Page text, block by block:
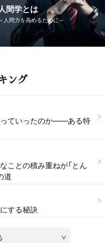
人間学とは
人間力を高めるために～
ング
ていったのか——ある特
ことの積み重ねが「とん
道
する秘訣